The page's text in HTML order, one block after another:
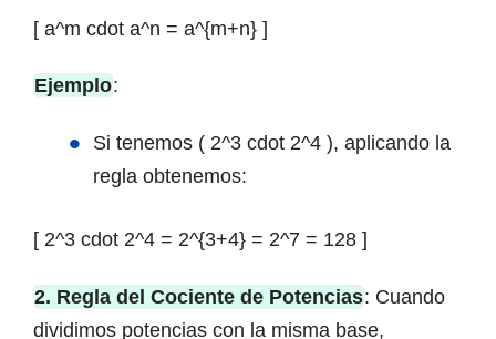
[ a^m cdot a^n = a^{m+n} ]
Ejemplo:
Si tenemos ( 2^3 cdot 2^4 ), aplicando la
regla obtenemos:
[ 2^3 cdot 2^4 = 2^{3+4} = 2^7 = 128 ]
2. Regla del Cociente de Potencias: Cuando
dividimos potencias con la misma base,